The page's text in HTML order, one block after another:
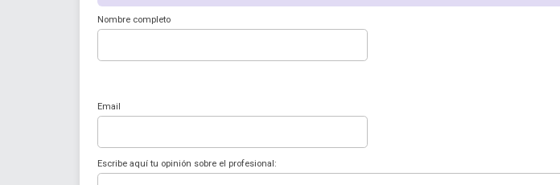
Nombre completo
Email
Escribe aquí tu opinión sobre el profesional: